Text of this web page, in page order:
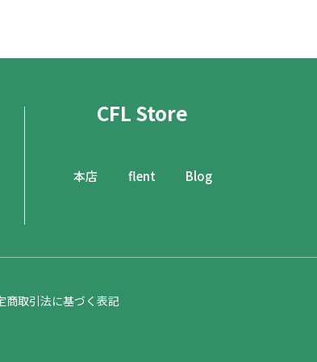
CFL Store
本店 flent Blog
商取引法に基づく表記